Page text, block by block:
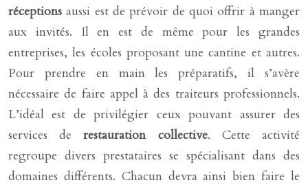
réceptions aussi est de prévoir de quoi offrir à manger
aux invités. Il en est de même pour les grandes
entreprises, les écoles proposant une cantine et autres.
Pour prendre en main les préparatifs, il s’avère
nécessaire de faire appel à des traiteurs professionnels.
L’idéal est de privilégier ceux pouvant assurer des
services derestauration collective. Cette activité
regroupe divers prestataires se spécialisant dans des
domaines différents. Chacun devra ainsi bien faire le